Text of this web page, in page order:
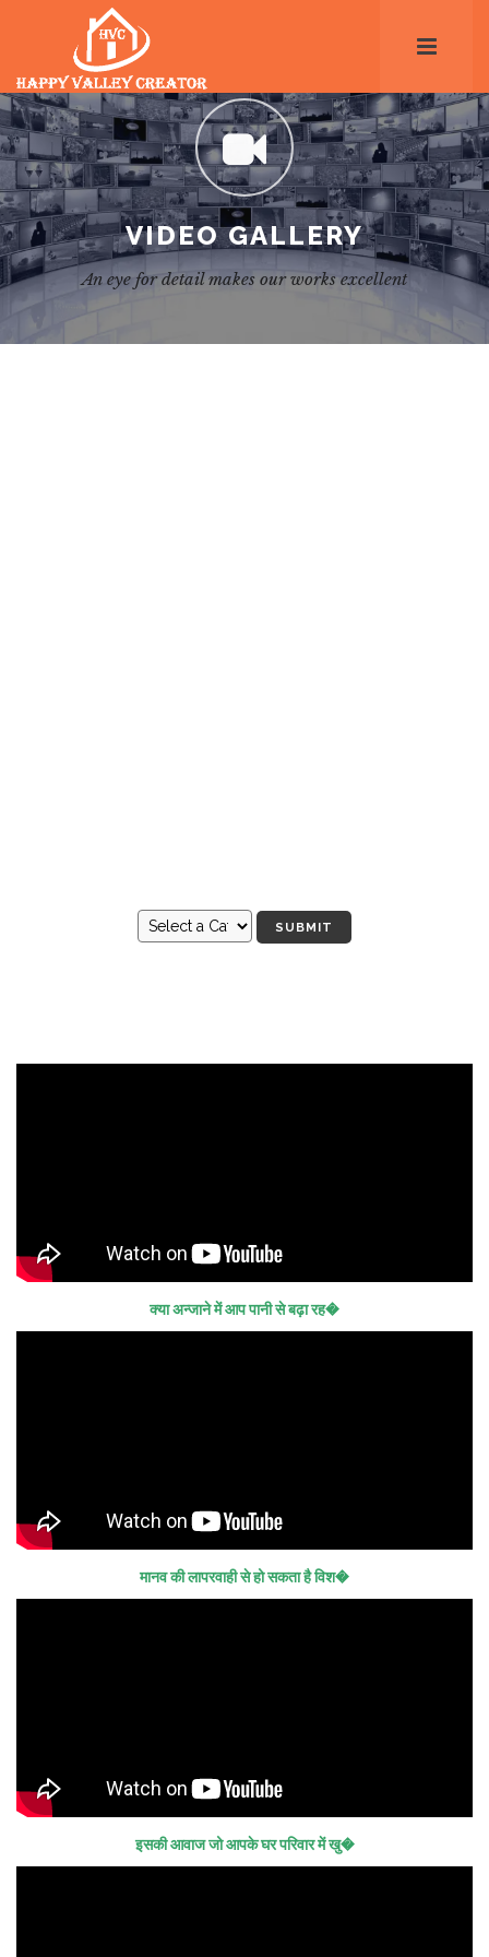
VIDEO GALLERY
An eye for detail makes our works excellent
क्या अन्जाने में आप पानी से बढ़ा रह�
मानव की लापरवाही से हो सकता है विश�
इसकी आवाज जो आपके घर परिवार में खु�